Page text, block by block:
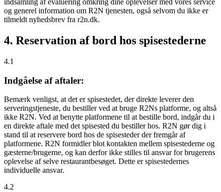
indsamling af evaluering omkring dine oplevelser med vores service
og generel information om R2N tjenesten, også selvom du ikke er
tilmeldt nyhedsbrev fra r2n.dk.
4. Reservation af bord hos spisestederne
4.1
Indgåelse af aftaler:
Bemærk venligst, at det er spisestedet, der direkte leverer den
serveringstjeneste, du bestiller ved at bruge R2Ns platforme, og altså
ikke R2N. Ved at benytte platformene til at bestille bord, indgår du i
en direkte aftale med det spisested du bestiller hos. R2N gør dig i
stand til at reservere bord hos de spisesteder der fremgår af
platformene. R2N formidler blot kontakten mellem spisestederne og
gæsterne/brugerne, og kan derfor ikke stilles til ansvar for brugerens
oplevelse af selve restaurantbesøget. Dette er spisestedernes
individuelle ansvar.
4.2